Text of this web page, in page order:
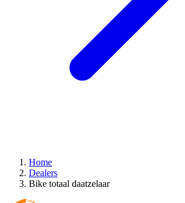
Home
Dealers
Bike totaal daatzelaar